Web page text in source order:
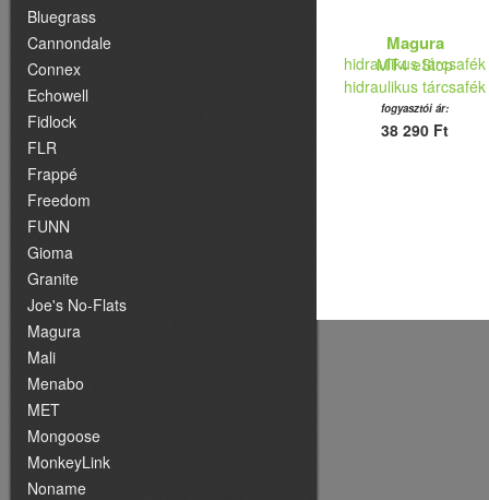
Bluegrass
Cannondale
Connex
Echowell
Fidlock
FLR
Frappé
Freedom
FUNN
Gioma
Granite
Joe's No-Flats
Magura
Mali
Menabo
MET
Mongoose
MonkeyLink
Noname
Magura
MT4 eStop
hidraulikus tárcsafék
fogyasztói ár:
38 290 Ft